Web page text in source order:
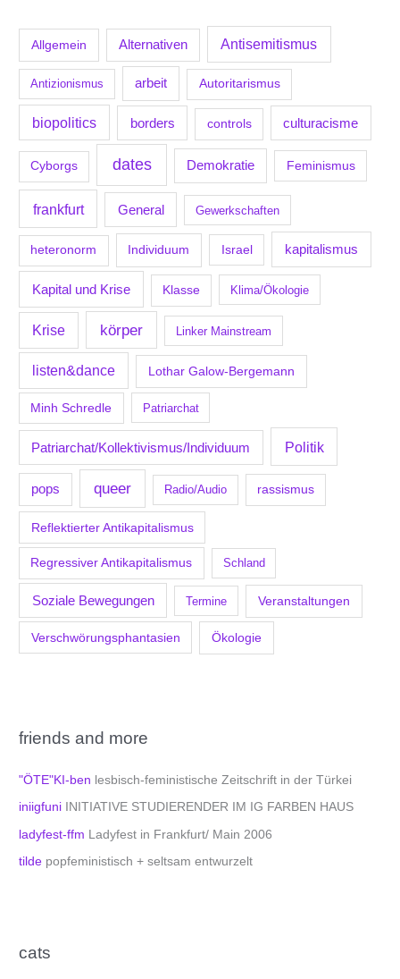
Allgemein Alternativen Antisemitismus
Antizionismus arbeit Autoritarismus
biopolitics borders controls culturacisme
Cyborgs dates Demokratie Feminismus
frankfurt General Gewerkschaften
heteronorm Individuum Israel kapitalismus
Kapital und Krise Klasse Klima/Ökologie
Krise körper Linker Mainstream
listen&dance Lothar Galow-Bergemann
Minh Schredle Patriarchat
Patriarchat/Kollektivismus/Individuum Politik
pops queer Radio/Audio rassismus
Reflektierter Antikapitalismus
Regressiver Antikapitalismus Schland
Soziale Bewegungen Termine Veranstaltungen
Verschwörungsphantasien Ökologie
friends and more
"ÖTE"KI-ben lesbisch-feministische Zeitschrift in der Türkei
iniigfuni INITIATIVE STUDIERENDER IM IG FARBEN HAUS
ladyfest-ffm Ladyfest in Frankfurt/ Main 2006
tilde popfeministisch + seltsam entwurzelt
cats